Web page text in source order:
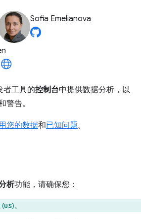
Sofia Emelianova
者工具的控制台中提供数据分析，以
警告。
您的数据和已知问题。
析功能，请确保您：
(US)。